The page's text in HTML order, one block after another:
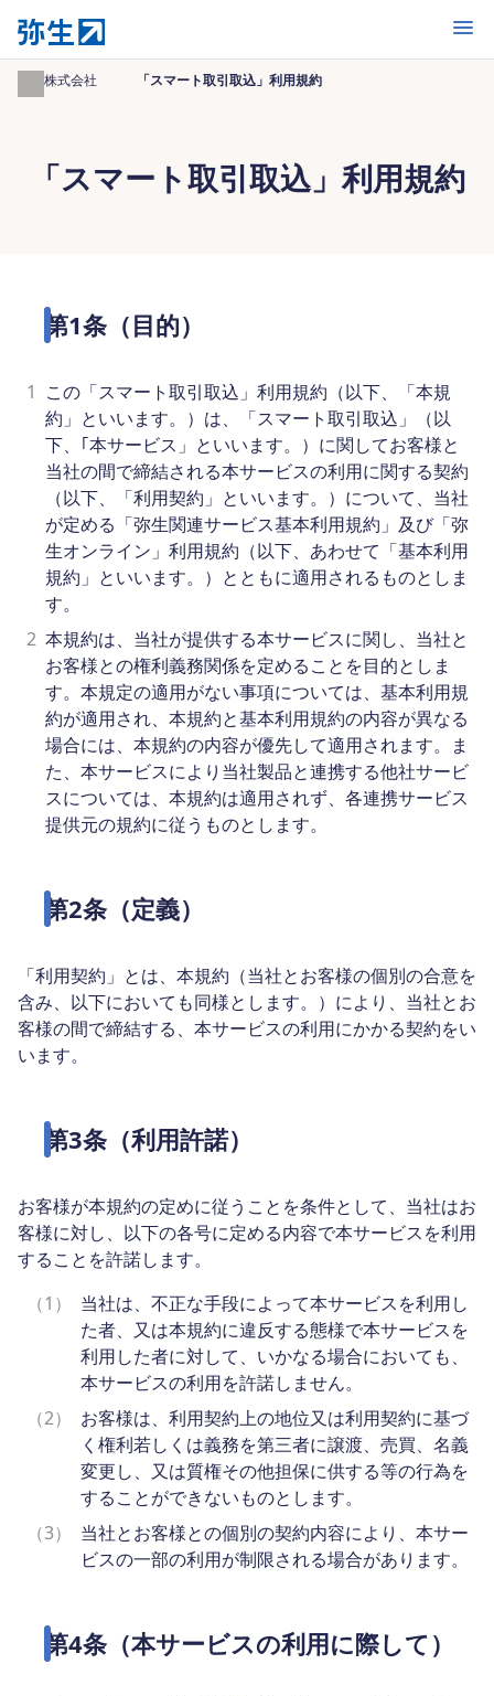
開く
弥生株式会社 「スマート取引取込」利用規約
「スマート取引取込」利用規約
第1条（目的）
1 この「スマート取引取込」利用規約（以下、「本規
約」といいます。）は、「スマート取引取込」（以
下、｢本サービス」といいます。）に関してお客様と
当社の間で締結される本サービスの利用に関する契約
（以下、「利用契約」といいます。）について、当社
が定める「弥生関連サービス基本利用規約」及び「弥
生オンライン」利用規約（以下、あわせて「基本利用
規約」といいます。）とともに適用されるものとしま
す。
2 本規約は、当社が提供する本サービスに関し、当社と
お客様との権利義務関係を定めることを目的としま
す。本規定の適用がない事項については、基本利用規
約が適用され、本規約と基本利用規約の内容が異なる
場合には、本規約の内容が優先して適用されます。ま
た、本サービスにより当社製品と連携する他社サービ
スについては、本規約は適用されず、各連携サービス
提供元の規約に従うものとします。
第2条（定義）
「利用契約」とは、本規約（当社とお客様の個別の合意を
含み、以下においても同様とします。）により、当社とお
客様の間で締結する、本サービスの利用にかかる契約をい
います。
第3条（利用許諾）
お客様が本規約の定めに従うことを条件として、当社はお
客様に対し、以下の各号に定める内容で本サービスを利用
することを許諾します。
（1）
当社は、不正な手段によって本サービスを利用し
た者、又は本規約に違反する態様で本サービスを
利用した者に対して、いかなる場合においても、
本サービスの利用を許諾しません。
（2）
お客様は、利用契約上の地位又は利用契約に基づ
く権利若しくは義務を第三者に譲渡、売買、名義
変更し、又は質権その他担保に供する等の行為を
することができないものとします。
（3）
当社とお客様との個別の契約内容により、本サー
ビスの一部の利用が制限される場合があります。
第4条（本サービスの利用に際して）